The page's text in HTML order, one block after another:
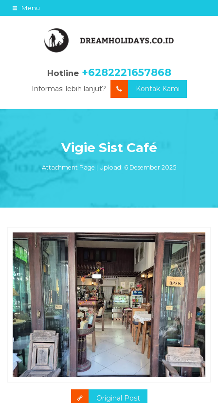
Menu
Hotline +6282221657868
Informasi lebih lanjut? Kontak Kami
Vigie Sist Café
Attachment Page | Upload: 6 Desember 2025
Original Post